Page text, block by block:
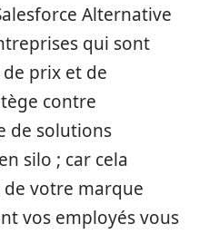
Alternative
qui sont
prix et de
contre
de solutions
silo ; car cela
de votre marque
vos employés vous